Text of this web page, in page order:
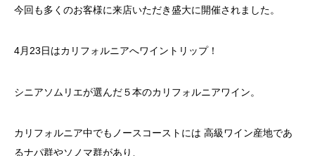
今回も多くのお客様に来店いただき盛大に開催されました。
4月23日はカリフォルニアへワイントリップ！
シニアソムリエが選んだ５本のカリフォルニアワイン。
カリフォルニア中でもノースコーストには 高級ワイン産地であ
るナパ群やソノマ群があり、